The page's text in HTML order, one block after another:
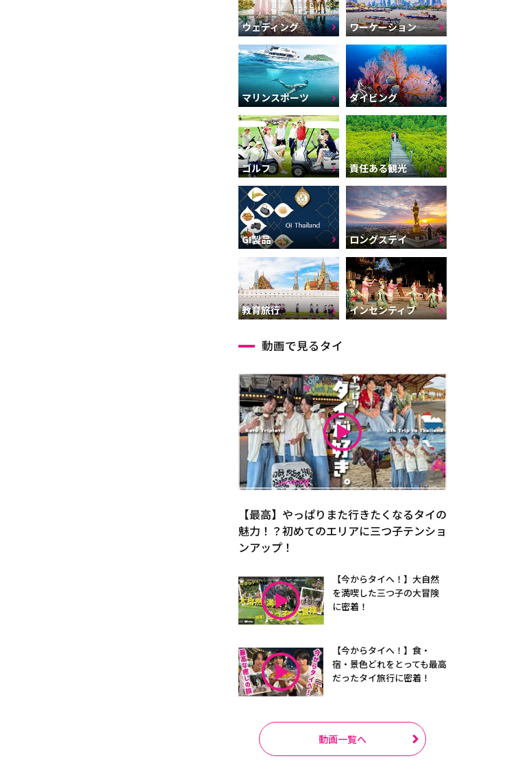
ウェディング ワーケーション
マリンスポーツ ダイビング
ゴルフ 責任ある観光
GI製品 ロングステイ
教育旅行 インセンティブ
動画で見るタイ
【最高】やっぱりまた行きたくなるタイの
魅力！？初めてのエリアに三つ子テンショ
ンアップ！
【今からタイへ！】大自然
を満喫した三つ子の大冒険
に密着！
【今からタイへ！】食・
宿・景色どれをとっても最高
だったタイ旅行に密着！
動画一覧へ